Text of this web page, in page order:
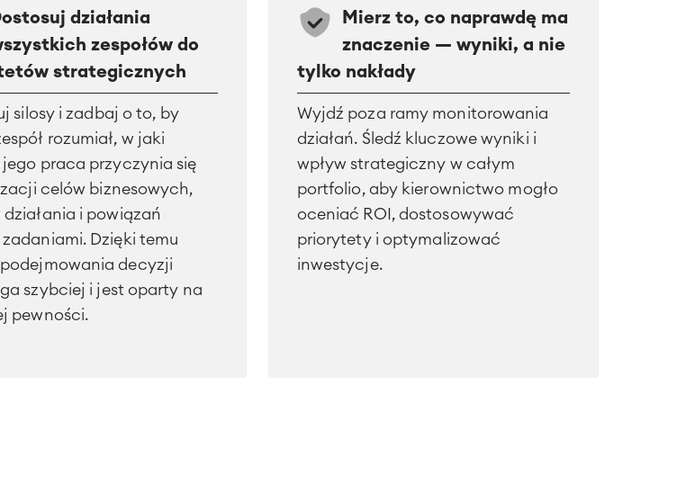
działania
zespołów do
strategicznych
silosy i zadbaj o to, by
rozumiał, w jaki
jego praca przyczynia się
celów biznesowych,
i powiązań
Dzięki temu
decyzji
szybciej i jest oparty na
pewności.
Mierz to, co naprawdę ma
znaczenie — wyniki, a nie
tylko nakłady
Wyjdź poza ramy monitorowania
działań. Śledź kluczowe wyniki i
wpływ strategiczny w całym
portfolio, aby kierownictwo mogło
oceniać ROI, dostosowywać
priorytety i optymalizować
inwestycje.